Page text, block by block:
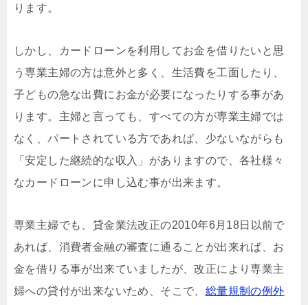
ります。
しかし、カードローンを利用してお金を借りたいと思
う専業主婦の方は意外と多く、生活費を工面したり、
子どもの急な出費にお金が必要になったりする事があ
ります。主婦と言っても、すべての方が専業主婦では
なく、パートされている方であれば、少ないながらも
「安定した継続的な収入」がありますので、各社様々
なカードローンに申し込む事が出来ます。
専業主婦でも、貸金業法改正の2010年6月18日以前で
あれば、消費者金融の審査に通ることが出来れば、お
金を借りる事が出来ていましたが、改正により専業主
婦への貸付が出来ないため、そこで、 総量規制の例外